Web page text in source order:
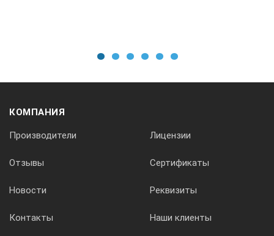
[мм]
b
[мм]
КОМПАНИЯ
Производители Лицензии
Отзывы Сертификаты
Новости Реквизиты
Контакты Наши клиенты